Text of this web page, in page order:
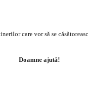
care vor să se
Doamne ajută!